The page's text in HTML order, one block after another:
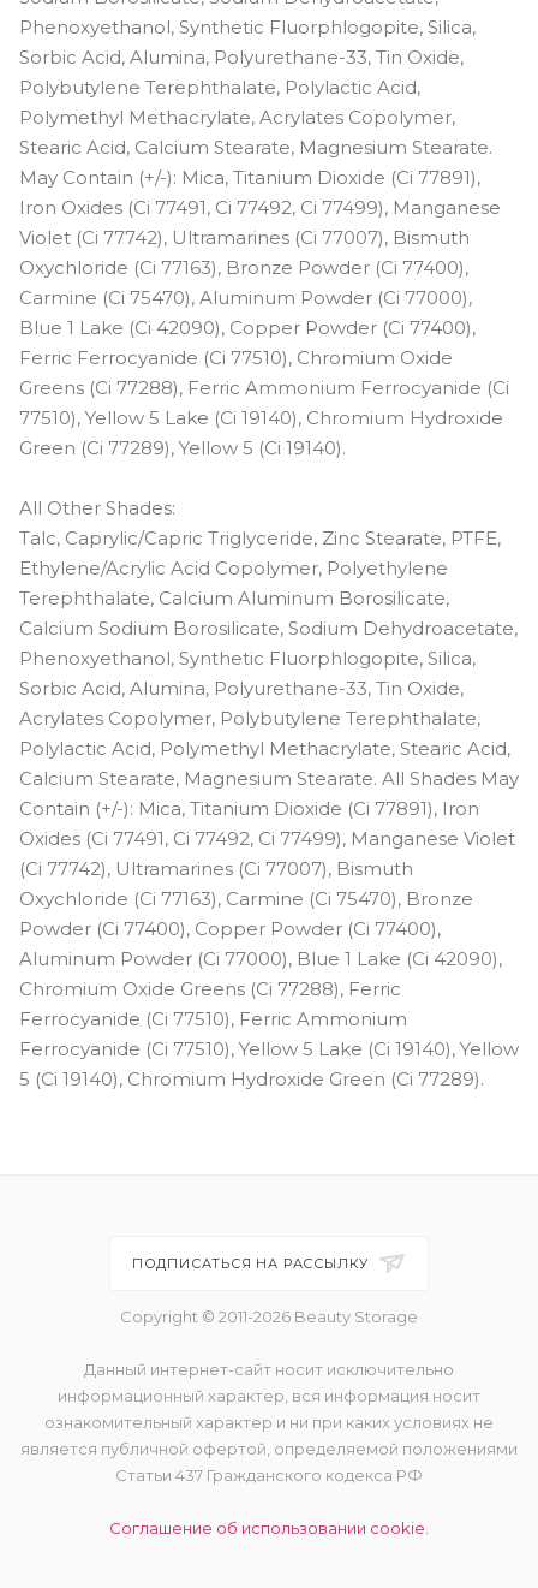
Phenoxyethanol, Synthetic Fluorphlogopite, Silica,
Sorbic Acid, Alumina, Polyurethane-33, Tin Oxide,
Polybutylene Terephthalate, Polylactic Acid,
Polymethyl Methacrylate, Acrylates Copolymer,
Stearic Acid, Calcium Stearate, Magnesium Stearate.
May Contain (+/-): Mica, Titanium Dioxide (Ci 77891),
Iron Oxides (Ci 77491, Ci 77492, Ci 77499), Manganese
Violet (Ci 77742), Ultramarines (Ci 77007), Bismuth
Oxychloride (Ci 77163), Bronze Powder (Ci 77400),
Carmine (Ci 75470), Aluminum Powder (Ci 77000),
Blue 1 Lake (Ci 42090), Copper Powder (Ci 77400),
Ferric Ferrocyanide (Ci 77510), Chromium Oxide
Greens (Ci 77288), Ferric Ammonium Ferrocyanide (Ci
77510), Yellow 5 Lake (Ci 19140), Chromium Hydroxide
Green (Ci 77289), Yellow 5 (Ci 19140).
All Other Shades:
Talc, Caprylic/Capric Triglyceride, Zinc Stearate, PTFE,
Ethylene/Acrylic Acid Copolymer, Polyethylene
Terephthalate, Calcium Aluminum Borosilicate,
Calcium Sodium Borosilicate, Sodium Dehydroacetate,
Phenoxyethanol, Synthetic Fluorphlogopite, Silica,
Sorbic Acid, Alumina, Polyurethane-33, Tin Oxide,
Acrylates Copolymer, Polybutylene Terephthalate,
Polylactic Acid, Polymethyl Methacrylate, Stearic Acid,
Calcium Stearate, Magnesium Stearate. All Shades May
Contain (+/-): Mica, Titanium Dioxide (Ci 77891), Iron
Oxides (Ci 77491, Ci 77492, Ci 77499), Manganese Violet
(Ci 77742), Ultramarines (Ci 77007), Bismuth
Oxychloride (Ci 77163), Carmine (Ci 75470), Bronze
Powder (Ci 77400), Copper Powder (Ci 77400),
Aluminum Powder (Ci 77000), Blue 1 Lake (Ci 42090),
Chromium Oxide Greens (Ci 77288), Ferric
Ferrocyanide (Ci 77510), Ferric Ammonium
Ferrocyanide (Ci 77510), Yellow 5 Lake (Ci 19140), Yellow
5 (Ci 19140), Chromium Hydroxide Green (Ci 77289).
ПОДПИСАТЬСЯ НА РАССЫЛКУ
Copyright © 2011-2026 Beauty Storage
Данный интернет-сайт носит исключительно
информационный характер, вся информация носит
ознакомительный характер и ни при каких условиях не
является публичной офертой, определяемой положениями
Статьи 437 Гражданского кодекса РФ
Соглашение об использовании cookie.